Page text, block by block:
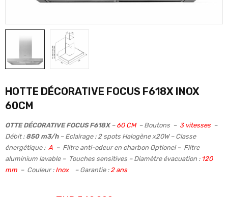
HOTTE DÉCORATIVE FOCUS F618X INOX
60CM
OTTE DÉCORATIVE FOCUS F618X – 60 CM – Boutons – 3 vitesses –
Débit : 850 m3/h– Eclairage : 2 spots Halogène x20W – Classe
énergétique : A – Filtre anti-odeur en charbon Optionel – Filtre
aluminium lavable – Touches sensitives – Diamètre évacuation : 120
mm – Couleur :Inox – Garantie :2 ans